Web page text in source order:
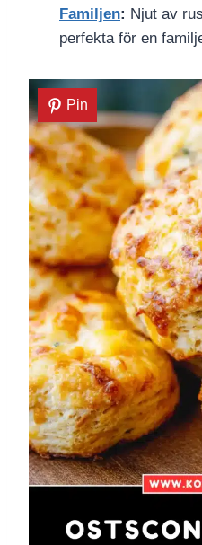
Familjen: Njut av
perfekta för en
Pin